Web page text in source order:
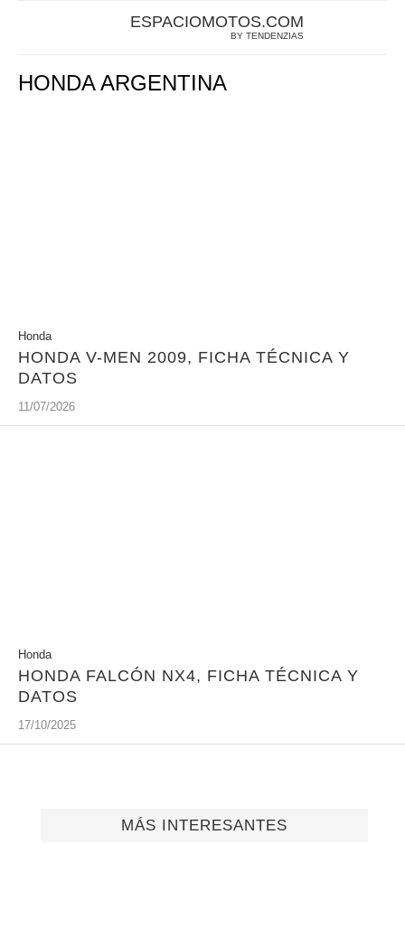
ESPACIOMOTOS.COM
BY TENDENZIAS
HONDA ARGENTINA
Honda
HONDA V-MEN 2009, FICHA TÉCNICA Y
DATOS
11/07/2026
Honda
HONDA FALCÓN NX4, FICHA TÉCNICA Y
DATOS
17/10/2025
MÁS INTERESANTES